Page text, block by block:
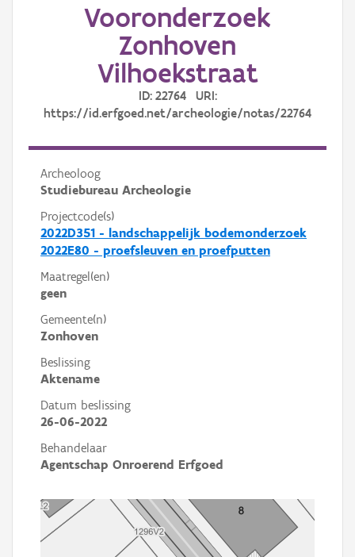
Vooronderzoek
Zonhoven
Vilhoekstraat
ID: 22764 URI:
https://id.erfgoed.net/archeologie/notas/22764
Archeoloog
Studiebureau Archeologie
Projectcode(s)
2022D351 - landschappelijk bodemonderzoek
2022E80 - proefsleuven en proefputten
Maatregel(en)
geen
Gemeente(n)
Zonhoven
Beslissing
Aktename
Datum beslissing
26-06-2022
Behandelaar
Agentschap Onroerend Erfgoed